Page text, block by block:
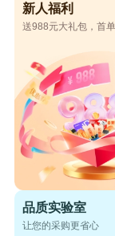
新人福利
送988元大礼包，首
品质实验室
让您的采购更省心